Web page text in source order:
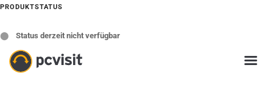
PRODUKTSTATUS
⬤ Status derzeit nicht verfügbar